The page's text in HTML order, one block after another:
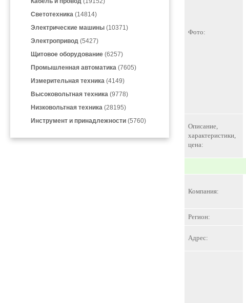
Светотехника (14814)
Электрические машины (10371)
Электропривод (5427)
Щитовое оборудование (6257)
Промышленная автоматика (7605)
Измерительная техника (4149)
Высоковольтная техника (9778)
Низковольтная техника (28195)
Инструмент и принадлежности (5760)
Фото:
Описание,
характеристики,
цена:
Компания:
Регион:
Адрес: